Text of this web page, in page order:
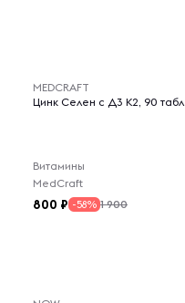
MEDCRAFT
Цинк Селен с Д3 К2, 90 табл
Витамины
MedCraft
800 -58% 1 900